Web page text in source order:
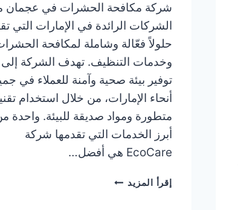
شركة مكافحة الحشرات في عجمان
الشركات الرائدة في الإمارات التي
حلولاً فعّالة وشاملة لمكافحة
وخدمات التنظيف. تهدف الشركة إلى
توفير بيئة صحية وآمنة للعملاء في
أنحاء الإمارات، من خلال استخدام
متطورة ومواد صديقة للبيئة. واحدة
أبرز الخدمات التي تقدمها شركة
EcoCare هي أفضل…
إقرأ المزيد شركة